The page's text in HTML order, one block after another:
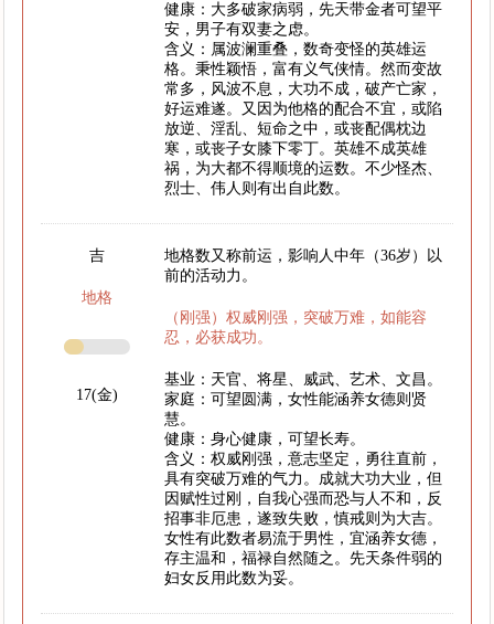
健康：大多破家病弱，先天带金者可望平
安，男子有双妻之虑。
含义：属波澜重叠，数奇变怪的英雄运
格。秉性颖悟，富有义气侠情。然而变故
常多，风波不息，大功不成，破产亡家，
好运难遂。又因为他格的配合不宜，或陷
放逆、淫乱、短命之中，或丧配偶枕边
寒，或丧子女膝下零丁。英雄不成英雄
祸，为大都不得顺境的运数。不少怪杰、
烈士、伟人则有出自此数。
吉
地格
17(金)
地格数又称前运，影响人中年（36岁）以
前的活动力。
（刚强）权威刚强，突破万难，如能容
忍，必获成功。
基业：天官、将星、威武、艺术、文昌。
家庭：可望圆满，女性能涵养女德则贤
慧。
健康：身心健康，可望长寿。
含义：权威刚强，意志坚定，勇往直前，
具有突破万难的气力。成就大功大业，但
因赋性过刚，自我心强而恐与人不和，反
招事非厄患，遂致失败，慎戒则为大吉。
女性有此数者易流于男性，宜涵养女德，
存主温和，福禄自然随之。先天条件弱的
妇女反用此数为妥。